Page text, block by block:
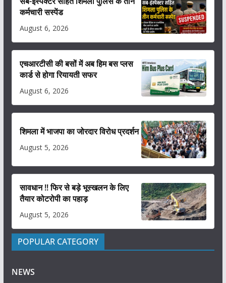
कर्मचारी सस्पेंड
August 6, 2026
एचआरटीसी की बसों में अब हिम बस प्लस
कार्ड से होगा रियायती सफर
August 6, 2026
शिमला में भाजपा का जोरदार विरोध प्रदर्शन
August 5, 2026
सावधान !! फिर से बड़े भूस्खलन के लिए
तैयार कोटरोपी का पहाड़
August 5, 2026
POPULAR CATEGORY
NEWS